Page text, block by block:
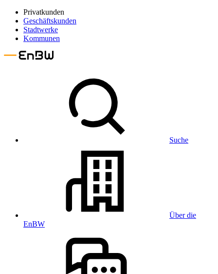
Privatkunden
Geschäftskunden
Stadtwerke
Kommunen
Suche
Über die
EnBW